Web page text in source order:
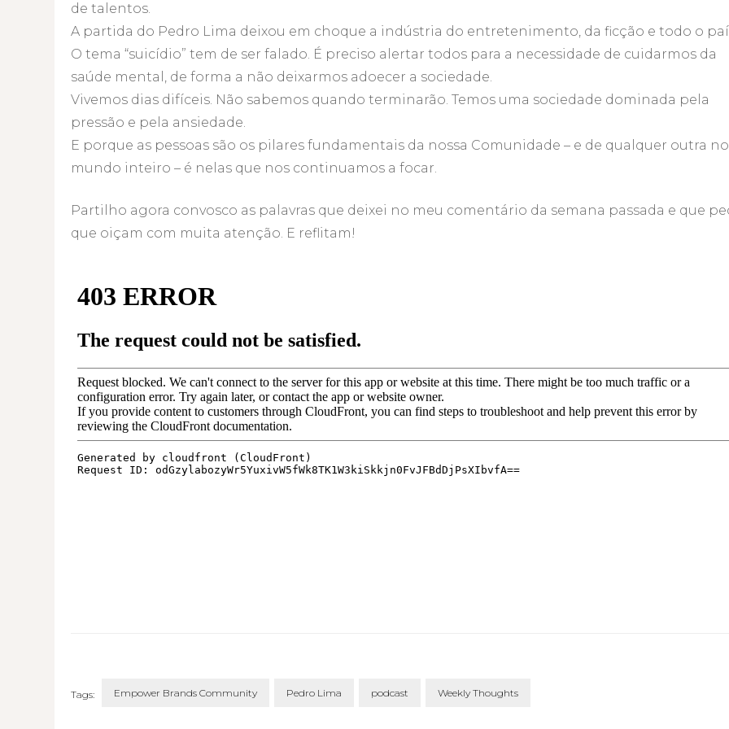
de talentos.
A partida do Pedro Lima deixou em choque a indústria do entretenimento, da ficção e todo o
O tema “suicídio” tem de ser falado. É preciso alertar todos para a necessidade de cuidarmos da
saúde mental, de forma a não deixarmos adoecer a sociedade.
Vivemos dias difíceis. Não sabemos quando terminarão. Temos uma sociedade dominada pela
pressão e pela ansiedade.
E porque as pessoas são os pilares fundamentais da nossa Comunidade – e de qualquer outra no
mundo inteiro – é nelas que nos continuamos a focar.
Partilho agora convosco as palavras que deixei no meu comentário da semana passada e que
que oiçam com muita atenção. E reflitam!
Tags: Empower Brands Community Pedro Lima podcast Weekly Thoughts